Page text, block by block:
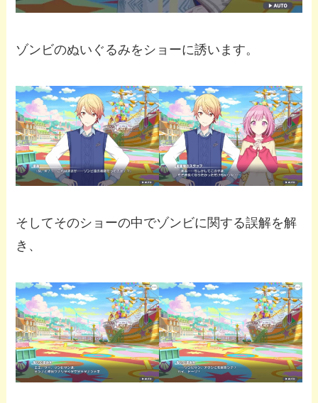
ゾンビのぬいぐるみをショーに誘います。
そしてそのショーの中でゾンビに関する誤解を解
き、